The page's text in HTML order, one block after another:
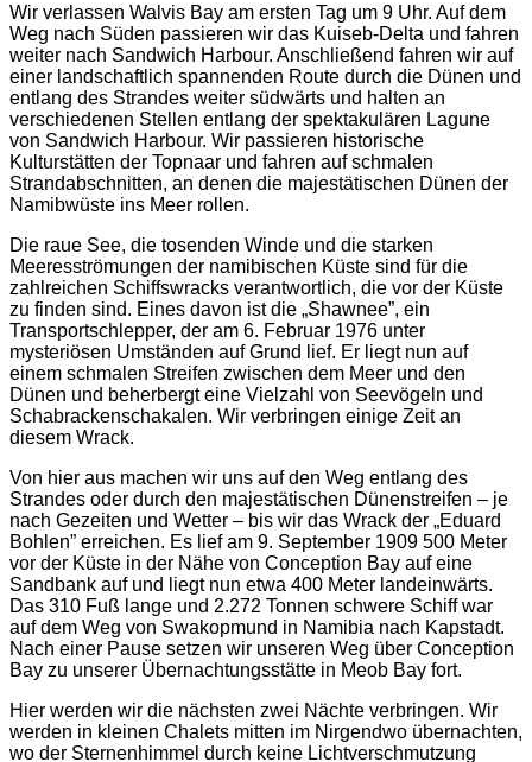
Wir verlassen Walvis Bay am ersten Tag um 9 Uhr. Auf dem
Weg nach Süden passieren wir das Kuiseb-Delta und fahren
weiter nach Sandwich Harbour. Anschließend fahren wir auf
einer landschaftlich spannenden Route durch die Dünen und
entlang des Strandes weiter südwärts und halten an
verschiedenen Stellen entlang der spektakulären Lagune
von Sandwich Harbour. Wir passieren historische
Kulturstätten der Topnaar und fahren auf schmalen
Strandabschnitten, an denen die majestätischen Dünen der
Namibwüste ins Meer rollen.
Die raue See, die tosenden Winde und die starken
Meeresströmungen der namibischen Küste sind für die
zahlreichen Schiffswracks verantwortlich, die vor der Küste
zu finden sind. Eines davon ist die „Shawnee”, ein
Transportschlepper, der am 6. Februar 1976 unter
mysteriösen Umständen auf Grund lief. Er liegt nun auf
einem schmalen Streifen zwischen dem Meer und den
Dünen und beherbergt eine Vielzahl von Seevögeln und
Schabrackenschakalen. Wir verbringen einige Zeit an
diesem Wrack.
Von hier aus machen wir uns auf den Weg entlang des
Strandes oder durch den majestätischen Dünenstreifen – je
nach Gezeiten und Wetter – bis wir das Wrack der „Eduard
Bohlen” erreichen. Es lief am 9. September 1909 500 Meter
vor der Küste in der Nähe von Conception Bay auf eine
Sandbank auf und liegt nun etwa 400 Meter landeinwärts.
Das 310 Fuß lange und 2.272 Tonnen schwere Schiff war
auf dem Weg von Swakopmund in Namibia nach Kapstadt.
Nach einer Pause setzen wir unseren Weg über Conception
Bay zu unserer Übernachtungsstätte in Meob Bay fort.
Hier werden wir die nächsten zwei Nächte verbringen. Wir
werden in kleinen Chalets mitten im Nirgendwo übernachten,
wo der Sternenhimmel durch keine Lichtverschmutzung